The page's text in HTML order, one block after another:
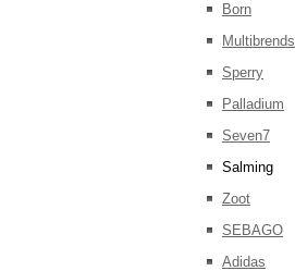
Born
Multibrends
Sperry
Palladium
Seven7
Salming
Zoot
SEBAGO
Adidas